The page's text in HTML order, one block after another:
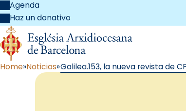
Agenda
Haz un donativo
Home Noticias Galilea.153, la nueva revista de